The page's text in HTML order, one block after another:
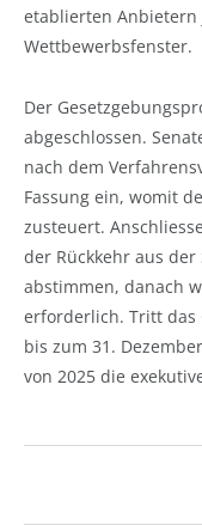
etablierten
Wettbewerbsfenster.
Der
abgeschlossen.
nach dem
Fassung ein, womit
zusteuert.
der Rückkehr aus
abstimmen, danach
erforderlich. Tritt das
bis zum 31.
von 2025 die